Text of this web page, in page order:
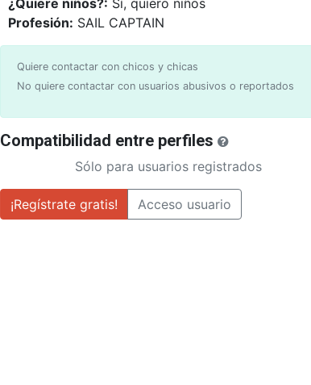
¿Quiere niños?: Sí, quiero niños
Profesión: SAIL CAPTAIN
Quiere contactar con chicos y chicas
No quiere contactar con usuarios abusivos o reportados
Compatibilidad entre perfiles
Sólo para usuarios registrados
¡Regístrate gratis! Acceso usuario